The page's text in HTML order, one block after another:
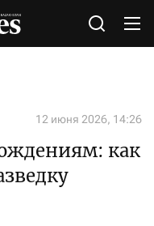
12 июня 2026, 14:26
как